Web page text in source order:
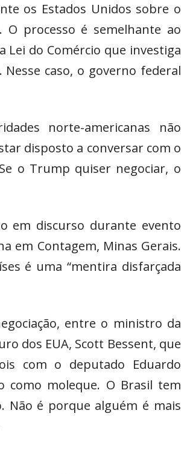
os Estados Unidos sobre o
O processo é semelhante ao
Lei do Comércio que investiga
caso, o governo federal
norte-americanas não
disposto a conversar com o
o Trump quiser negociar, o
em discurso durante evento
em Contagem, Minas Gerais.
é uma “mentira disfarçada
entre o ministro da
dos EUA, Scott Bessent, que
com o deputado Eduardo
como moleque. O Brasil tem
Não é porque alguém é mais